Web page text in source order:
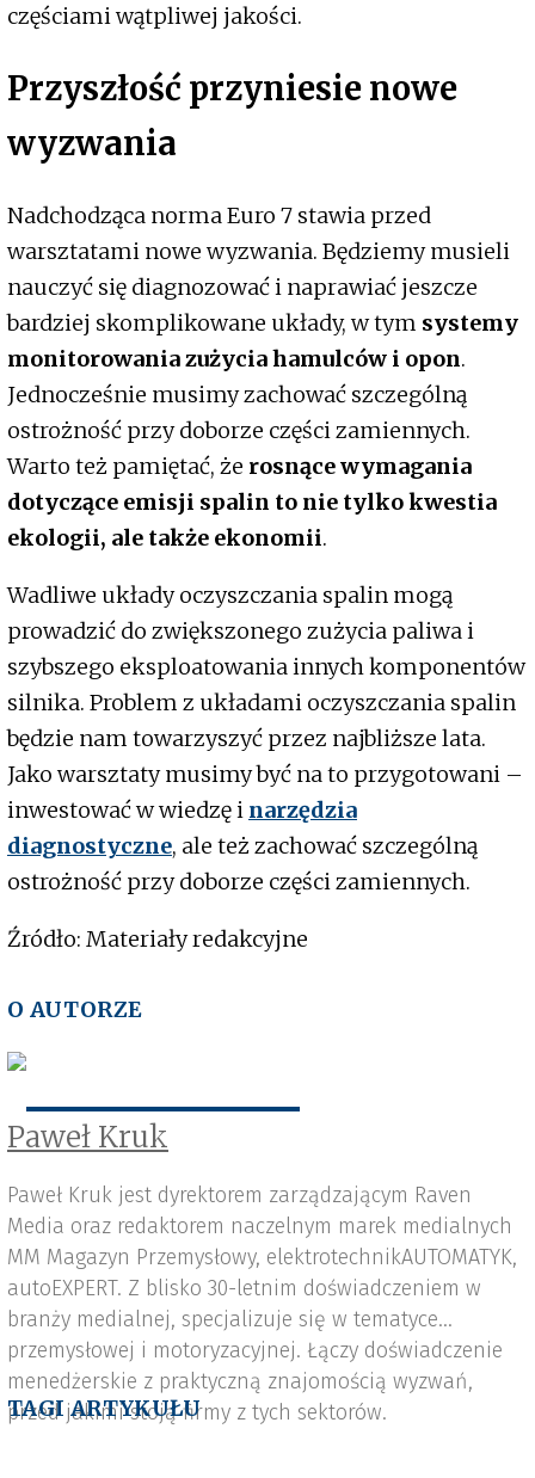
częściami wątpliwej jakości.
Przyszłość przyniesie nowe
wyzwania
Nadchodząca norma Euro 7 stawia przed
warsztatami nowe wyzwania. Będziemy musieli
nauczyć się diagnozować i naprawiać jeszcze
bardziej skomplikowane układy, w tym systemy
monitorowania zużycia hamulców i opon.
Jednocześnie musimy zachować szczególną
ostrożność przy doborze części zamiennych.
Warto też pamiętać, że rosnące wymagania
dotyczące emisji spalin to nie tylko kwestia
ekologii, ale także ekonomii.
Wadliwe układy oczyszczania spalin mogą
prowadzić do zwiększonego zużycia paliwa i
szybszego eksploatowania innych komponentów
silnika. Problem z układami oczyszczania spalin
będzie nam towarzyszyć przez najbliższe lata.
Jako warsztaty musimy być na to przygotowani –
inwestować w wiedzę i narzędzia
diagnostyczne, ale też zachować szczególną
ostrożność przy doborze części zamiennych.
Źródło: Materiały redakcyjne
O AUTORZE
Paweł Kruk
Paweł Kruk jest dyrektorem zarządzającym Raven
Media oraz redaktorem naczelnym marek medialnych
MM Magazyn Przemysłowy, elektrotechnikAUTOMATYK,
autoEXPERT. Z blisko 30-letnim doświadczeniem w
branży medialnej, specjalizuje się w tematyce
przemysłowej i motoryzacyjnej. Łączy doświadczenie
menedżerskie z praktyczną znajomością wyzwań,
przed jakimi stoją firmy z tych sektorów.
TAGI ARTYKUŁU